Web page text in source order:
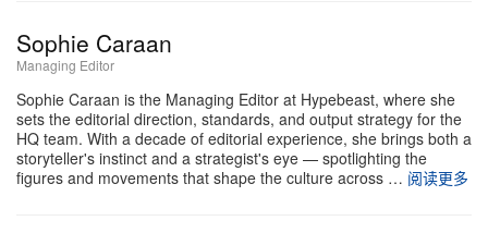
Sophie Caraan
Managing Editor
Sophie Caraan is the Managing Editor at Hypebeast, where she
sets the editorial direction, standards, and output strategy for the
HQ team. With a decade of editorial experience, she brings both a
storyteller's instinct and a strategist's eye — spotlighting the
figures and movements that shape the culture across … 阅读更多